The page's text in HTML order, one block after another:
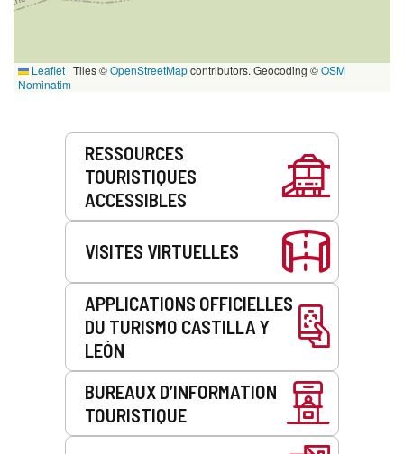
Leaflet | Tiles ©OpenStreetMapcontributors. Geocoding ©OSM
Nominatim
Prestations
RESSOURCES
TOURISTIQUES
ACCESSIBLES
VISITES VIRTUELLES
APPLICATIONS OFFICIELLES
DU TURISMO CASTILLA Y
LEÓN
BUREAUX D’INFORMATION
TOURISTIQUE